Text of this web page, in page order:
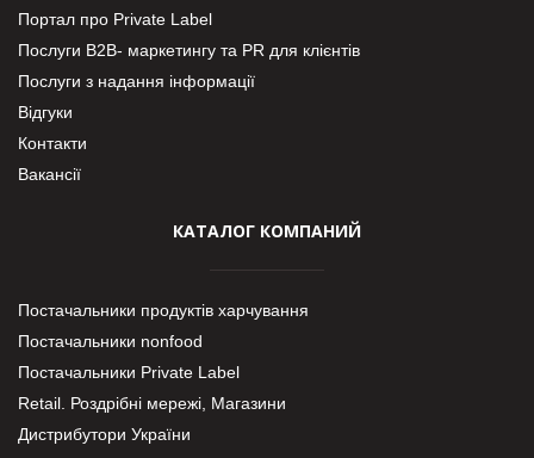
Портал про Private Label
Послуги В2В- маркетингу та PR для клієнтів
Послуги з надання інформації
Відгуки
Контакти
Вакансії
КАТАЛОГ КОМПАНИЙ
Постачальники продуктів харчування
Постачальники nonfood
Постачальники Private Label
Retail. Роздрібні мережі, Магазини
Дистрибутори України